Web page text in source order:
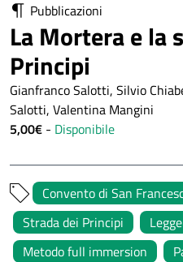
Pubblicazioni
La Mortera e la
Principi
Gianfranco Salotti, Silvio
Salotti, Valentina Mangini
5,00€ - Disponibile
Convento di San
Strada dei Principi
Metodo full immersion